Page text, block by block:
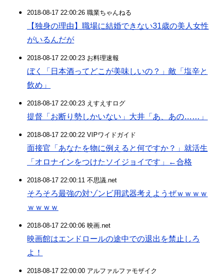
2018-08-17 22:00:26 職業ちゃんねる
【独身の理由】職場に結婚できない31歳の美人女性
がいるんだが
2018-08-17 22:00:23 お料理速報
ぼく「日本酒ってどこが美味しいの？」敵「塩辛と
飲め」
2018-08-17 22:00:23 えすえすログ
提督「お断り勢しかいない」大井「あ、あの……」
2018-08-17 22:00:22 VIPワイドガイド
面接官「あなたを物に例えると何ですか？」就活生
「オロナインをつけたソイジョイです」←合格
2018-08-17 22:00:11 不思議.net
そろそろ最強の対ゾンビ用武器考えようぜｗｗｗｗ
ｗｗｗｗ
2018-08-17 22:00:06 映画.net
映画館はエンドロールの途中での退出を禁止しろ
よ！
2018-08-17 22:00:00 アルファルファモザイク